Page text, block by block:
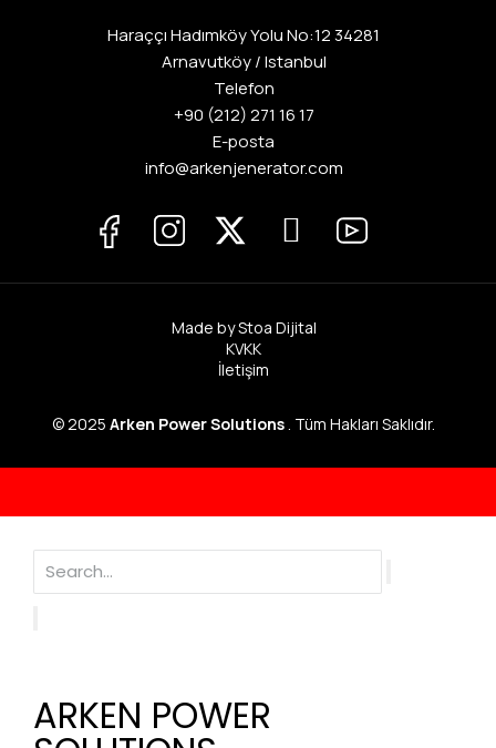
Haraççı Hadımköy Yolu No:12 34281
Arnavutköy / Istanbul
Telefon
+90 (212) 271 16 17
E-posta
info@arkenjenerator.com
© 2025 Arken Power Solutions . Tüm Hakları Saklıdır.
Made by Stoa Dijital
KVKK
İletişim
ARKEN POWER